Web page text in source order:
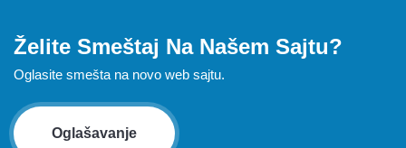
Želite Smeštaj Na Našem Sajtu?
Oglasite smešta na novo web sajtu.
Oglašavanje